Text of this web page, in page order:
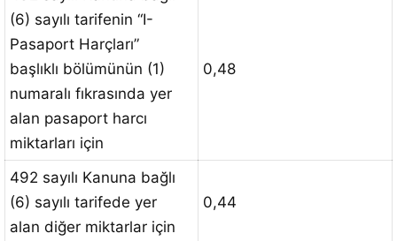
(6) sayılı tarifenin “I-
Pasaport Harçları”
başlıklı bölümünün (1)
numaralı fıkrasında yer
alan pasaport harcı
miktarları için
0,48
492 sayılı Kanuna bağlı
(6) sayılı tarifede yer
alan diğer miktarlar için
0,44